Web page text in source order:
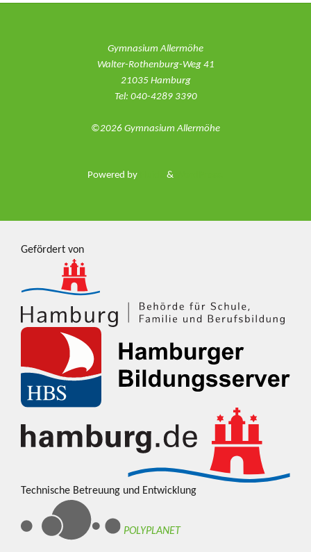
Gymnasium Allermöhe
Walter-Rothenburg-Weg 41
21035 Hamburg
Tel: 040-4289 3390
©2026 Gymnasium Allermöhe
Powered by &
Gefördert von
Technische Betreuung und Entwicklung
POLYPLANET